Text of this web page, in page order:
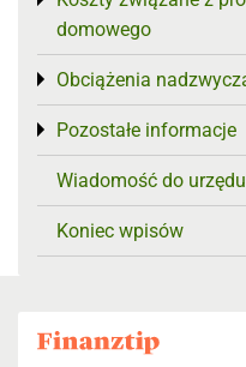
domowego
Obciążenia
Toggle menu
Pozostałe informacje
Toggle menu
Wiadomość do
Koniec wpisów